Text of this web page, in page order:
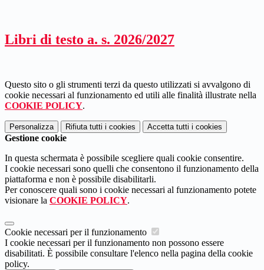
Libri di testo a. s. 2026/2027
Questo sito o gli strumenti terzi da questo utilizzati si avvalgono di
cookie necessari al funzionamento ed utili alle finalità illustrate nella
COOKIE POLICY.
Personalizza Rifiuta tutti i cookies Accetta tutti i cookies
Gestione cookie
In questa schermata è possibile scegliere quali cookie consentire.
I cookie necessari sono quelli che consentono il funzionamento della
piattaforma e non è possibile disabilitarli.
Per conoscere quali sono i cookie necessari al funzionamento potete
visionare la COOKIE POLICY.
Cookie necessari per il funzionamento
I cookie necessari per il funzionamento non possono essere
disabilitati. È possibile consultare l'elenco nella pagina della cookie
policy.